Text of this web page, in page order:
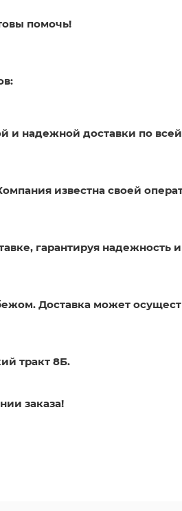
помочь!
и надежной доставки по
известна своей
гарантируя надежность
Доставка может
тракт 8Б.
заказа!